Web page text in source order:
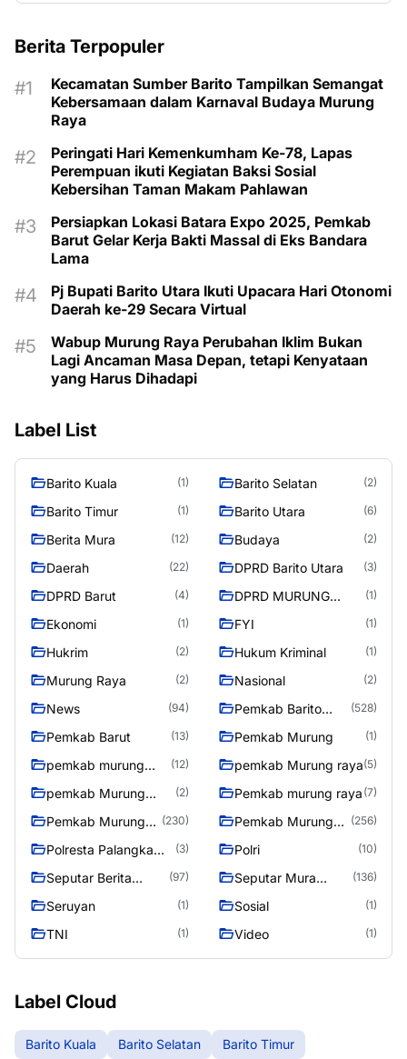
Berita Terpopuler
Kecamatan Sumber Barito Tampilkan Semangat
Kebersamaan dalam Karnaval Budaya Murung
Raya
Peringati Hari Kemenkumham Ke-78, Lapas
Perempuan ikuti Kegiatan Baksi Sosial
Kebersihan Taman Makam Pahlawan
Persiapkan Lokasi Batara Expo 2025, Pemkab
Barut Gelar Kerja Bakti Massal di Eks Bandara
Lama
Pj Bupati Barito Utara Ikuti Upacara Hari Otonomi
Daerah ke-29 Secara Virtual
Wabup Murung Raya Perubahan Iklim Bukan
Lagi Ancaman Masa Depan, tetapi Kenyataan
yang Harus Dihadapi
Label List
Barito Kuala (1) Barito Selatan (2)
Barito Timur (1) Barito Utara (6)
Berita Mura (12) Budaya (2)
Daerah (22) DPRD Barito Utara (3)
DPRD Barut (4)
DPRD MURUNG
(1)
Ekonomi (1) FYI (1)
Hukrim (2) Hukum Kriminal (1)
Murung Raya (2) Nasional (2)
News (94)
Pemkab Barito
(528)
Pemkab Barut (13) Pemkab Murung (1)
pemkab murung
(12) pemkab Murung raya(5)
pemkab Murung
(2) Pemkab murung raya (7)
Pemkab Murung
(230)
Pemkab Murung
(256)
Polresta Palangka
(3) Polri (10)
Seputar Berita
(97)
Seputar Mura
(136)
Seruyan (1) Sosial (1)
TNI (1) Video (1)
Label Cloud
Barito Kuala Barito Selatan
Barito Timur